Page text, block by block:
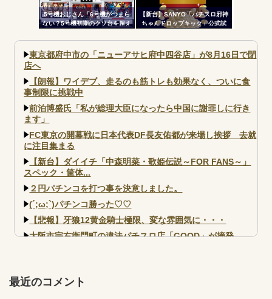
5号機おじさん「6号機がつまら
ない？5号機初期のクソ台を超え
【新台】SANYO「パチスロ邪神
ちゃんドロップキック」公式試
いなｗｗｗ
東京都府中市の「ニューアサヒ府中四谷店」が8月16日で閉
店へ
【朗報】ワイデブ、走るのも筋トレも効果なく、ついに食
事制限に挑戦中
前泊博盛氏「私が総理大臣になったら中国に謝罪しに行き
ます」
FC東京の開幕戦に日本代表DF長友佑都が来場し挨拶 去就
に注目集まる
【新台】ダイイチ「中森明菜・歌姫伝説～FOR FANS～」
スペック・筐体...
２円パチンコを打つ事を決意しました。
(´;ω;`)パチンコ勝った♡♡
【悲報】牙狼12黄金騎士極限、変な雰囲気に・・・
大阪市宗右衛門町の違法パチスロ店「GOOD」が摘発
【実戦報告】e黄門ちゃま寿限無 初日の評判まとめ！コン
プ報告あり！弱予告...
最近のコメント